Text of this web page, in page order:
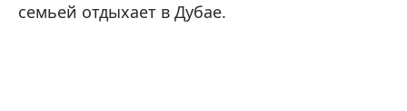
семьей отдыхает в Дубае.